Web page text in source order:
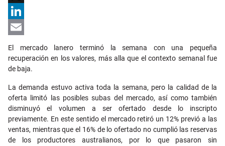
X
LinkedIn
Email
El mercado lanero terminó la semana con una pequeña
recuperación en los valores, más alla que el contexto semanal fue
de baja.
La demanda estuvo activa toda la semana, pero la calidad de la
oferta limitó las posibles subas del mercado, así como también
disminuyó el volumen a ser ofertado desde lo inscripto
previamente. En este sentido el mercado retiró un 12% previó a las
ventas, mientras que el 16% de lo ofertado no cumplió las reservas
de los productores australianos, por lo que pasaron sin